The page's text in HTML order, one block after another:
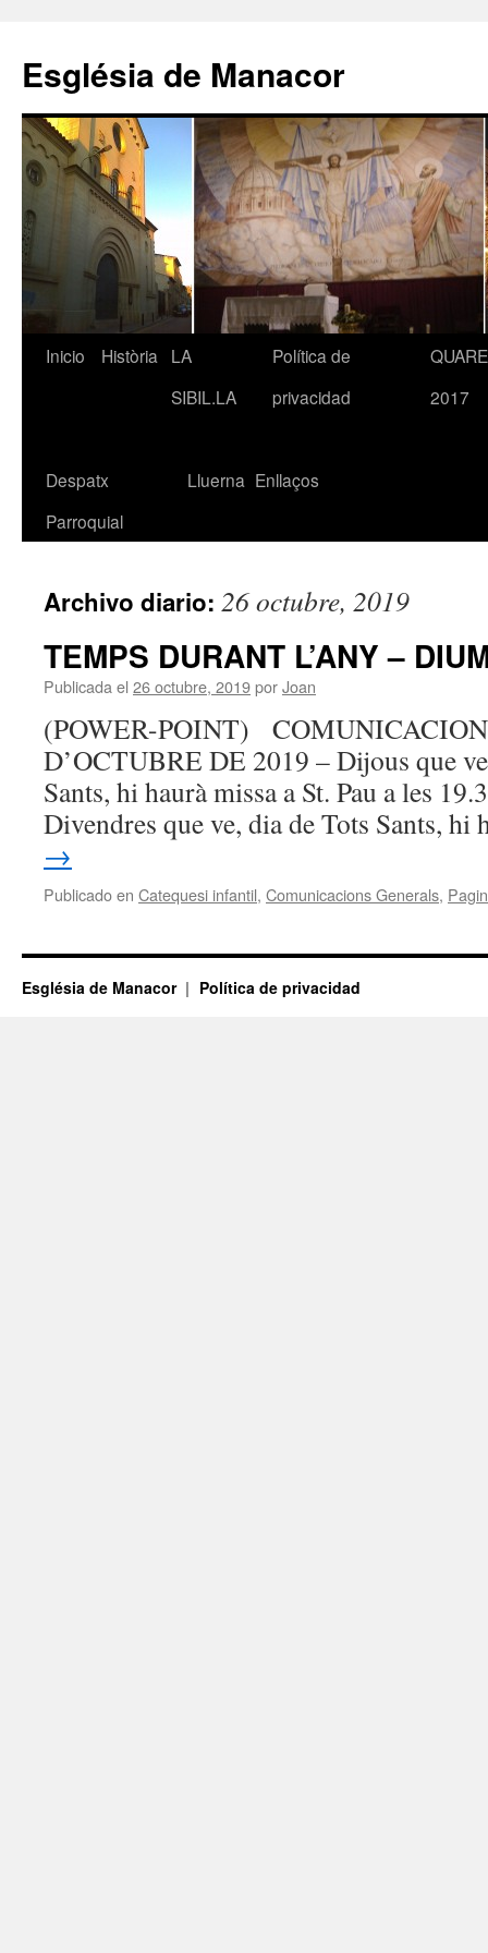
contenido
Església de Manacor
Inicio Història
LA
SIBIL.LA
Política de
privacidad
2017
Despatx
Parroquial
Lluerna Enllaços
Archivo diario: 26 octubre, 2019
TEMPS DURANT L’ANY –
Publicada el 26 octubre, 2019porJoan
(POWER-POINT)
D’OCTUBRE DE 2019 – Dijous que
Sants, hi haurà missa a St. Pau a les
Divendres que ve, dia de Tots Sants,
→
Publicado en Catequesi infantil, Comunicacions Generals,
Església de Manacor Política de privacidad